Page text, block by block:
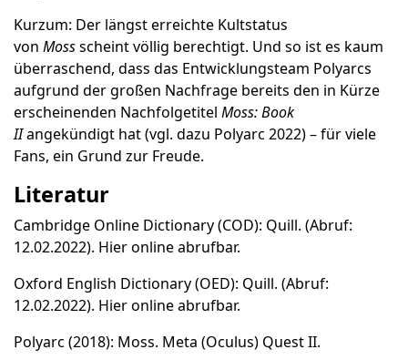
Kurzum: Der längst erreichte Kultstatus
von Mossscheint völlig berechtigt. Und so ist es kaum
überraschend, dass das Entwicklungsteam Polyarcs
aufgrund der großen Nachfrage bereits den in Kürze
erscheinenden Nachfolgetitel Moss: Book
IIangekündigt hat (vgl. dazu Polyarc 2022) – für viele
Fans, ein Grund zur Freude.
Literatur
Cambridge Online Dictionary (COD): Quill. (Abruf:
12.02.2022). Hieronline abrufbar.
Oxford English Dictionary (OED): Quill. (Abruf:
12.02.2022). Hieronline abrufbar.
Polyarc (2018): Moss. Meta (Oculus) Quest II.